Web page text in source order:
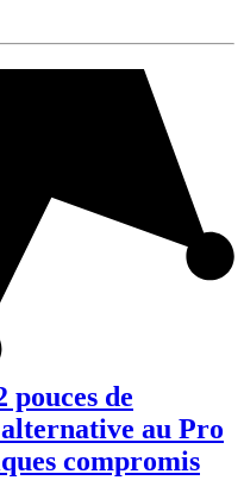
de
au Pro
compromis